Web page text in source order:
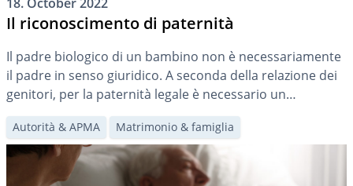
Il riconoscimento di paternità
Il padre biologico di un bambino non è necessariamente
il padre in senso giuridico. A seconda della relazione dei
genitori, per la paternità legale è necessario un
riconoscimento. Questo articolo mostra quando è
necessario un riconoscimento di paternità e come farlo.
Autorità & APMA Matrimonio & famiglia